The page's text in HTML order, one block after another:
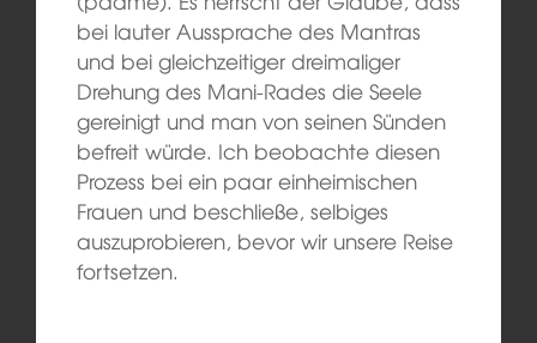
bei lauter Aussprache des Mantras
und bei gleichzeitiger dreimaliger
Drehung des Mani-Rades die Seele
gereinigt und man von seinen Sünden
befreit würde. Ich beobachte diesen
Prozess bei ein paar einheimischen
Frauen und beschließe, selbiges
auszuprobieren, bevor wir unsere Reise
fortsetzen.